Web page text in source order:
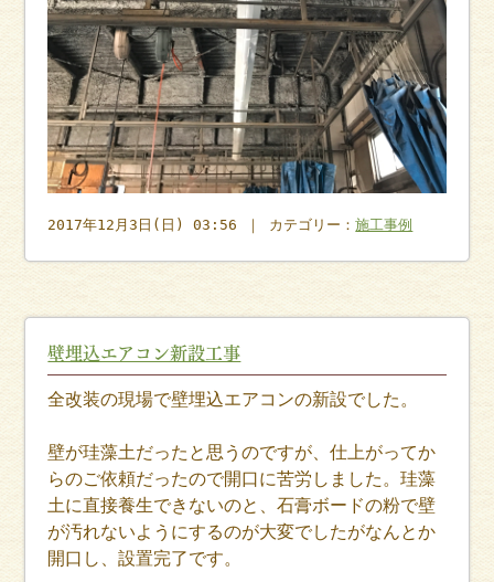
2017年12月3日(日) 03:56 ｜ カテゴリー：施工事例
壁埋込エアコン新設工事
全改装の現場で壁埋込エアコンの新設でした。
壁が珪藻土だったと思うのですが、仕上がってか
らのご依頼だったので開口に苦労しました。珪藻
土に直接養生できないのと、石膏ボードの粉で壁
が汚れないようにするのが大変でしたがなんとか
開口し、設置完了です。